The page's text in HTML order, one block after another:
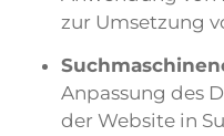
zur Umsetzung
Anpassung des
der Website in